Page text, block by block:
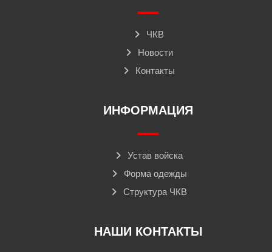
ЧКВ
Новости
Контакты
ИНФОРМАЦИЯ
Устав войска
Форма одежды
Структура ЧКВ
НАШИ КОНТАКТЫ